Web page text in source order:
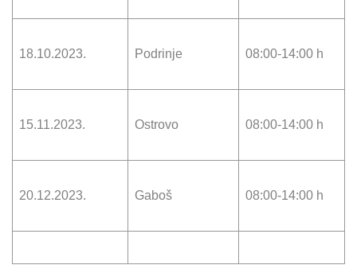
18.10.2023. Podrinje 08:00-14:00 h
15.11.2023. Ostrovo 08:00-14:00 h
20.12.2023. Gaboš 08:00-14:00 h